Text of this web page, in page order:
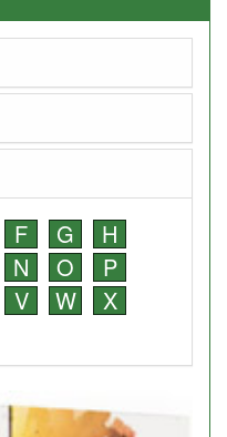
F G
H
N O
P
V W
X